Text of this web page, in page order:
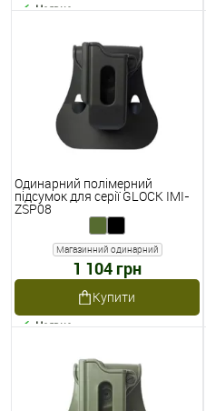
Наявне
Одинарний полімерний
підсумок для серії GLOCK IMI-
ZSP08
Магазинний одинарний
1 104 грн
Купити
Наявне